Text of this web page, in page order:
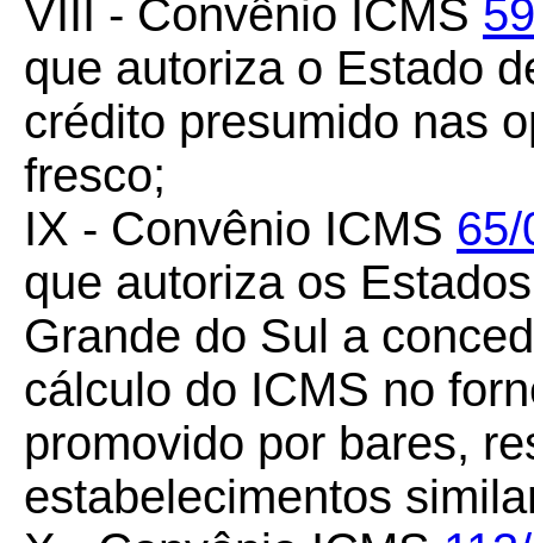
VIII - Convênio ICMS
que autoriza o Estado
crédito presumido nas
fresco;
IX - Convênio ICMS 65/
que autoriza os
Grande do Sul a
cálculo do ICMS no
promovido por bares,
estabelecimentos